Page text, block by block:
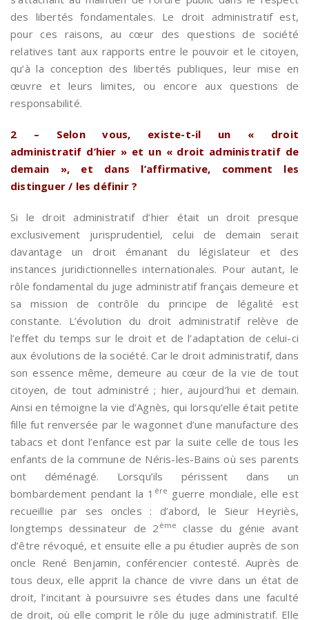
des libertés fondamentales. Le droit administratif est,
pour ces raisons, au cœur des questions de société
relatives tant aux rapports entre le pouvoir et le citoyen,
qu’à la conception des libertés publiques, leur mise en
œuvre et leurs limites, ou encore aux questions de
responsabilité.
2 – Selon vous, existe-t-il un « droit
administratif d’hier » et un « droit administratif de
demain », et dans l’affirmative, comment les
distinguer / les définir ?
Si le droit administratif d’hier était un droit presque
exclusivement jurisprudentiel, celui de demain serait
davantage un droit émanant du législateur et des
instances juridictionnelles internationales. Pour autant, le
rôle fondamental du juge administratif français demeure et
sa mission de contrôle du principe de légalité est
constante. L’évolution du droit administratif relève de
l’effet du temps sur le droit et de l’adaptation de celui-ci
aux évolutions de la société. Car le droit administratif, dans
son essence même, demeure au cœur de la vie de tout
citoyen, de tout administré ; hier, aujourd’hui et demain.
Ainsi en témoigne la vie d’Agnès, qui lorsqu’elle était petite
fille fut renversée par le wagonnet d’une manufacture des
tabacs et dont l’enfance est par la suite celle de tous les
enfants de la commune de Néris-les-Bains où ses parents
ont déménagé. Lorsqu’ils périssent dans un
bombardement pendant la 1 ère guerre mondiale, elle est
recueillie par ses oncles : d’abord, le Sieur Heyriès,
longtemps dessinateur de 2 ème
classe du génie avant
d’être révoqué, et ensuite elle a pu étudier auprès de son
oncle René Benjamin, conférencier contesté. Auprès de
tous deux, elle apprit la chance de vivre dans un état de
droit, l’incitant à poursuivre ses études dans une faculté
de droit, où elle comprit le rôle du juge administratif. Elle